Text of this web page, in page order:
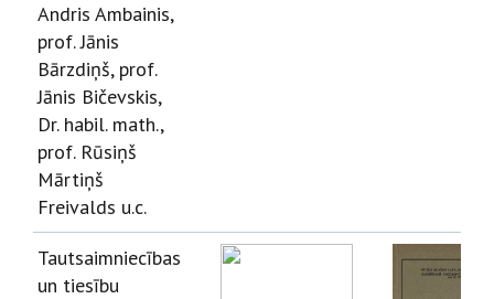
Andris Ambainis,
prof. Jānis
Bārzdiņš, prof.
Jānis Bičevskis,
Dr. habil. math.,
prof. Rūsiņš
Mārtiņš
Freivalds u.c.
Tautsaimniecības
un tiesību